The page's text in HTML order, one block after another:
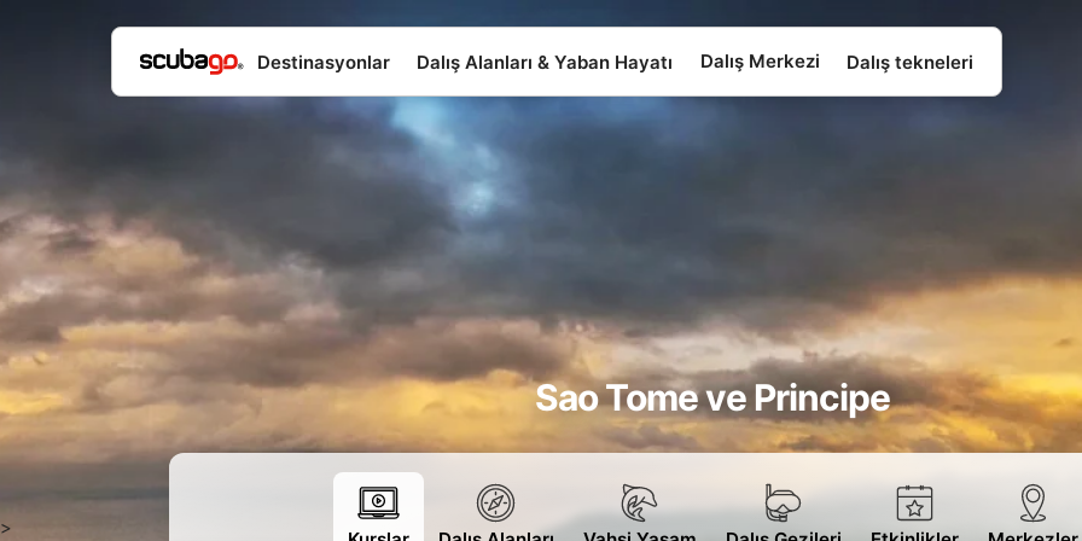
Destinasyonlar Dalış Alanları & Yaban Hayatı Dalış Merkezi Dalış tekneleri
>
Sao Tome ve Principe